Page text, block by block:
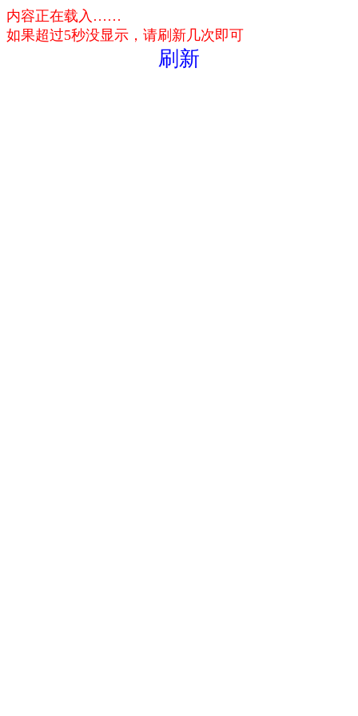
内容正在载入……
如果超过5秒没显示，请刷新几次即可
刷新